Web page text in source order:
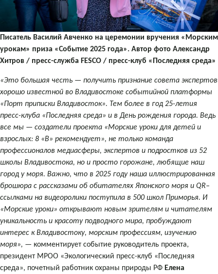
Писатель Василий Авченко на церемонии вручения «Морским
урокам» приза «Событие 2025 года». Автор фото Александр
Хитров / пресс-служба FESCO / пресс-клуб «Последняя среда»
«Это большая честь — получить признание совета экспертов
хорошо известной во Владивостоке событийной платформы
«Порт приписки Владивосток». Тем более в год 25-летия
пресс-клуба «Последняя среда» и в День рождения города. Ведь
все мы — создатели проекта «Морские уроки для детей и
взрослых: 8 «В» рекомендует», не только команда
профессионалов медиасферы, экспертов и подростков из 52
школы Владивостока, но и просто горожане, любящие наш
город у моря. Важно, что в 2025 году наша иллюстрированная
брошюра с рассказами об обитателях Японского моря и QR–
ссылками на видеоролики поступила в 500 школ Приморья. И
«Морские уроки» открывают новым зрителям и читателям
уникальность и красоту подводного мира, пробуждают
интерес к Владивостоку, морским профессиям, изучению
моря», — комментирует событие руководитель проекта,
президент МРОО «Экологический пресс-клуб «Последняя
среда», почетный работник охраны природы РФ Елена